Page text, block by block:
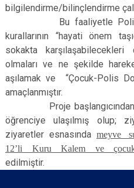
bilgilendirme/bilinçlendirme
Bu faaliyetle
kurallarının “hayati önem
sokakta karşılaşabilecekleri
olmaları ve ne şekilde
aşılamak ve
“Çocuk-Polis
amaçlanmıştır.
Proje
öğrenciye ulaşılmış olup;
ziyaretler esnasında meyve
12’li Kuru Kalem ve
edilmiştir.